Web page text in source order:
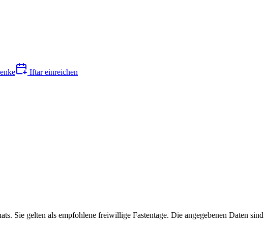
Iftar einreichen
Sie gelten als empfohlene freiwillige Fastentage. Die angegebenen Daten